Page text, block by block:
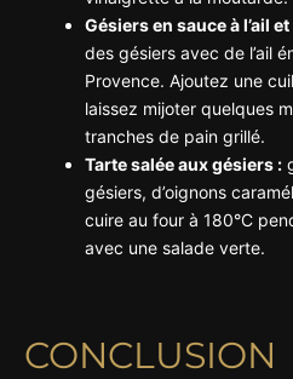
Gésiers en sauce à l’ail
des gésiers avec de l’ail
Provence. Ajoutez une
laissez mijoter quelques
tranches de pain grillé.
Tarte salée aux gésiers :
gésiers, d’oignons
cuire au four à 180°C
avec une salade verte.
CONCLUSION